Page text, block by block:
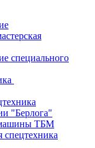
специального
"Берлога"
машины ТБМ
спецтехника